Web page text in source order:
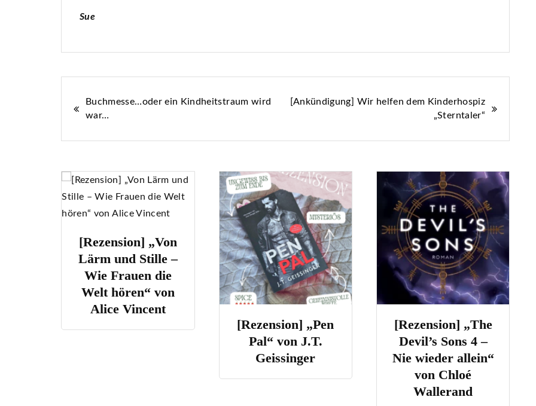
Sue
Beitragsnavigation
Buchmesse…oder ein Kindheitstraum wird
war…
[Ankündigung] Wir helfen dem Kinderhospiz
„Sterntaler“
[Rezension] „The
Devil’s Sons 4 –
Nie wieder allein“
„Inked – Die
Goldblut Reihe“
Teil 1 von Rachel
Rener